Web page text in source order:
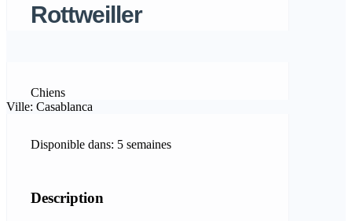
Rottweiller
Chiens
Ville: Casablanca
Disponible dans: 5 semaines
Description